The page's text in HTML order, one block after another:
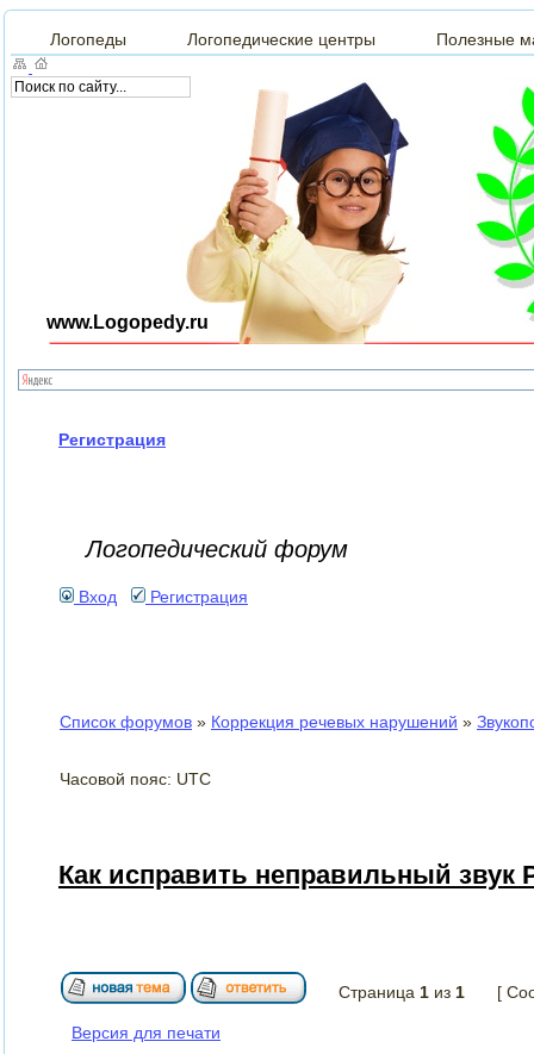
Логопеды Логопедические центры Полезные
www.Logopedy.ru
Регистрация
Логопедический форум
Вход Регистрация
Список форумов » Коррекция речевых нарушений »
Часовой пояс: UTC
Как исправить неправильный звук
Страница 1 из 1 [
Версия для печати